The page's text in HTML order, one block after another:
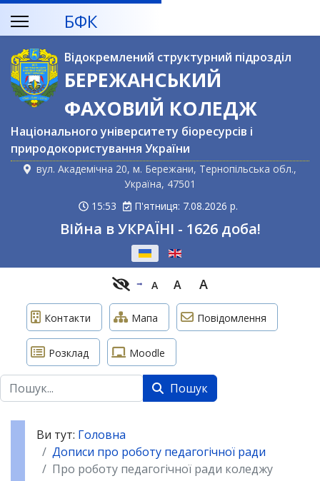
БФК
Відокремлений структурний підрозділ
БЕРЕЖАНСЬКИЙ
ФАХОВИЙ КОЛЕДЖ
Національного університету біоресурсів і
природокористування України
вул. Академічна 20, м. Бережани, Тернопільська обл.,
Україна, 47501
15:53
П'ятниця: 7.08.2026 р.
Війна в УКРАЇНІ - 1626 доба!
A A A
Контакти Мапа Повідомлення
Розклад Moodle
Пошук Пошук
Ви тут: Головна
Дописи про роботу педагогічної ради
Про роботу педагогічної ради коледжу